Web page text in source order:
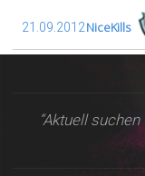
21.09.2012NiceKills
“Aktuell